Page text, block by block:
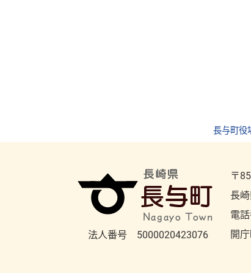
長与町役
法人番号 5000020423076
〒
長
電
開